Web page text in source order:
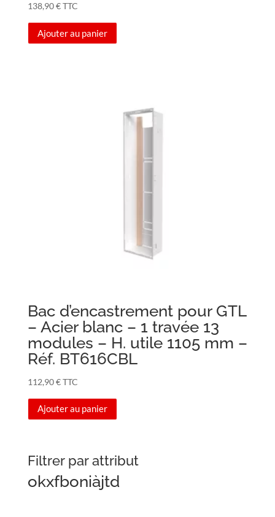
138,90€TTC
Ajouter au panier
Bac d’encastrement pour GTL
– Acier blanc – 1 travée 13
modules – H. utile 1105 mm –
Réf. BT616CBL
112,90€TTC
Ajouter au panier
Filtrer par attribut
okxfboniàjtd